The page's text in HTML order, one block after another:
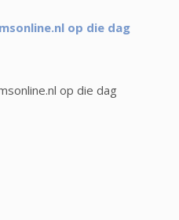
op die dag
op die dag